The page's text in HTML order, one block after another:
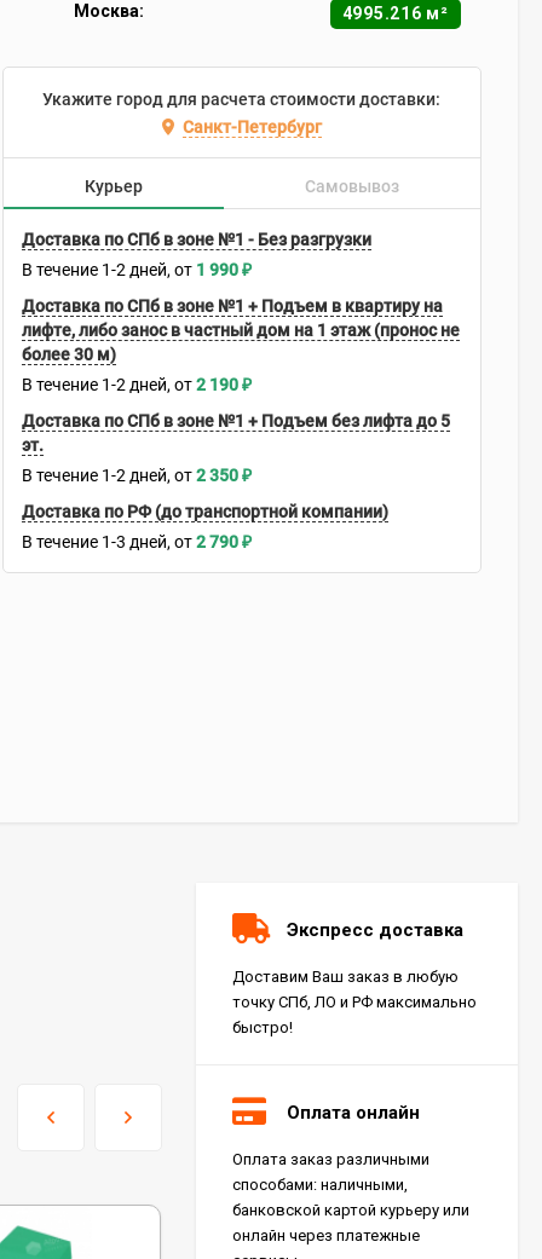
Москва:
4995.216 м²
Укажите город для расчета стоимости доставки:
Санкт-Петербург
Курьер Самовывоз
Доставка по СПб в зоне №1 - Без разгрузки
В течение 1-2 дней 1 990₽
Доставка по СПб в зоне №1 + Подъем в квартиру на
лифте, либо занос в частный дом на 1 этаж (пронос не
более 30 м)
В течение 1-2 дней 2 190₽
Доставка по СПб в зоне №1 + Подъем без лифта до 5
эт.
В течение 1-2 дней 2 350₽
Доставка по РФ (до транспортной компании)
В течение 1-3 дней 2 790₽
Экспресс доставка
Доставим Ваш заказ в любую
точку СПб, ЛО и РФ максимально
быстро!
Оплата онлайн
Оплата заказ различными
способами: наличными,
банковской картой курьеру или
онлайн через платежные
Керамогранит Italon
Charme Extra Silver Ret
60x120, 610010001196